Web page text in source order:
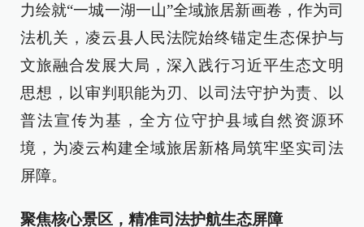
力绘就“一城一湖一山”全域旅居新画卷，作为司
法机关，凌云县人民法院始终锚定生态保护与
文旅融合发展大局，深入践行习近平生态文明
思想，以审判职能为刃、以司法守护为责、以
普法宣传为基，全方位守护县域自然资源环
境，为凌云构建全域旅居新格局筑牢坚实司法
屏障。
聚焦核心景区，精准司法护航生态屏障